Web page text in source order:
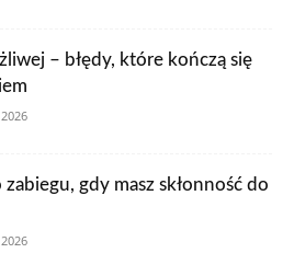
– błędy, które kończą się
gdy masz skłonność do